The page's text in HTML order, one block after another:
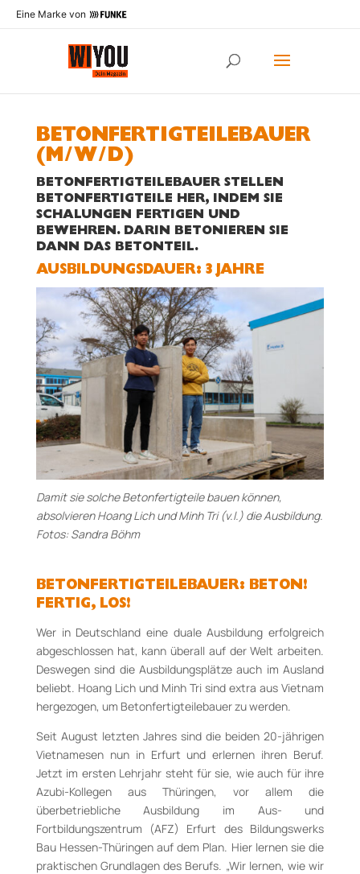
Eine Marke von
BETONFERTIGTEILEBAUER
(M/W/D)
BETONFERTIGTEILEBAUER STELLEN
BETONFERTIGTEILE HER, INDEM SIE
SCHALUNGEN FERTIGEN UND
BEWEHREN. DARIN BETONIEREN SIE
DANN DAS BETONTEIL.
AUS­BILDUNGS­DAUER: 3 JAHRE
Damit sie solche Betonfertigteile bauen können,
absolvieren Hoang Lich und Minh Tri (v.l.) die Ausbildung.
Fotos: Sandra Böhm
BETONFERTIGTEILEBAUER: BETON!
FERTIG, LOS!
Wer in Deutschland eine duale Ausbildung erfolgreich
abgeschlossen hat, kann überall auf der Welt arbeiten.
Deswegen sind die Ausbildungsplätze auch im Ausland
beliebt. Hoang Lich und Minh Tri sind extra aus Vietnam
hergezogen, um Betonfertigteilebauer zu werden.
Seit August letzten Jahres sind die beiden 20-jährigen
Vietnamesen nun in Erfurt und erlernen ihren Beruf.
Jetzt im ersten Lehrjahr steht für sie, wie auch für ihre
Azubi-Kollegen aus Thüringen, vor allem die
überbetriebliche Ausbildung im Aus- und
Fortbildungszentrum (AFZ) Erfurt des Bildungswerks
Bau Hessen-Thüringen auf dem Plan. Hier lernen sie die
praktischen Grundlagen des Berufs. „Wir lernen, wie wir